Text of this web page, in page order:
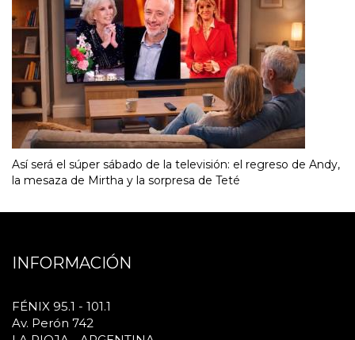
Así será el súper sábado de la televisión: el regreso de Andy,
la mesaza de Mirtha y la sorpresa de Teté
INFORMACIÓN
FÉNIX 95.1 - 101.1
Av. Perón 742